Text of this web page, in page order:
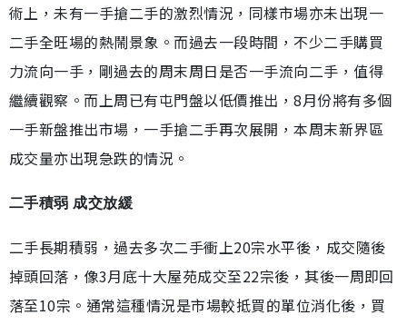
術上，未有一手搶二手的激烈情況，同樣市場亦未出現一
二手全旺場的熱鬧景象。而過去一段時間，不少二手購買
力流向一手，剛過去的周末周日是否一手流向二手，值得
繼續觀察。而上周已有屯門盤以低價推出，8月份將有多個
一手新盤推出市場，一手搶二手再次展開，本周末新界區
成交量亦出現急跌的情況。
二手積弱 成交放緩
二手長期積弱，過去多次二手衝上20宗水平後，成交隨後
掉頭回落，像3月底十大屋苑成交至22宗後，其後一周即回
落至10宗。通常這種情況是市場較抵買的單位消化後，買